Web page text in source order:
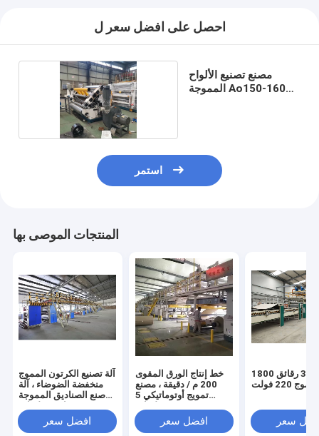
احصل على افضل سعر ل
مصنع تصنيع الألواح
المموجة Ao150-1600-
استمر
المنتجات الموصى بها
آلة تصنيع الكرتون المموج
منخفضة الضوضاء ، آلة
صنع الصناديق المموجة
افضل سعر
خط إنتاج الورق المقوى
200 م / دقيقة ، مصنع
تمويج أوتوماتيكي 5
افضل سعر
عدد 3 رقائق 1800
220 فولت
سعر